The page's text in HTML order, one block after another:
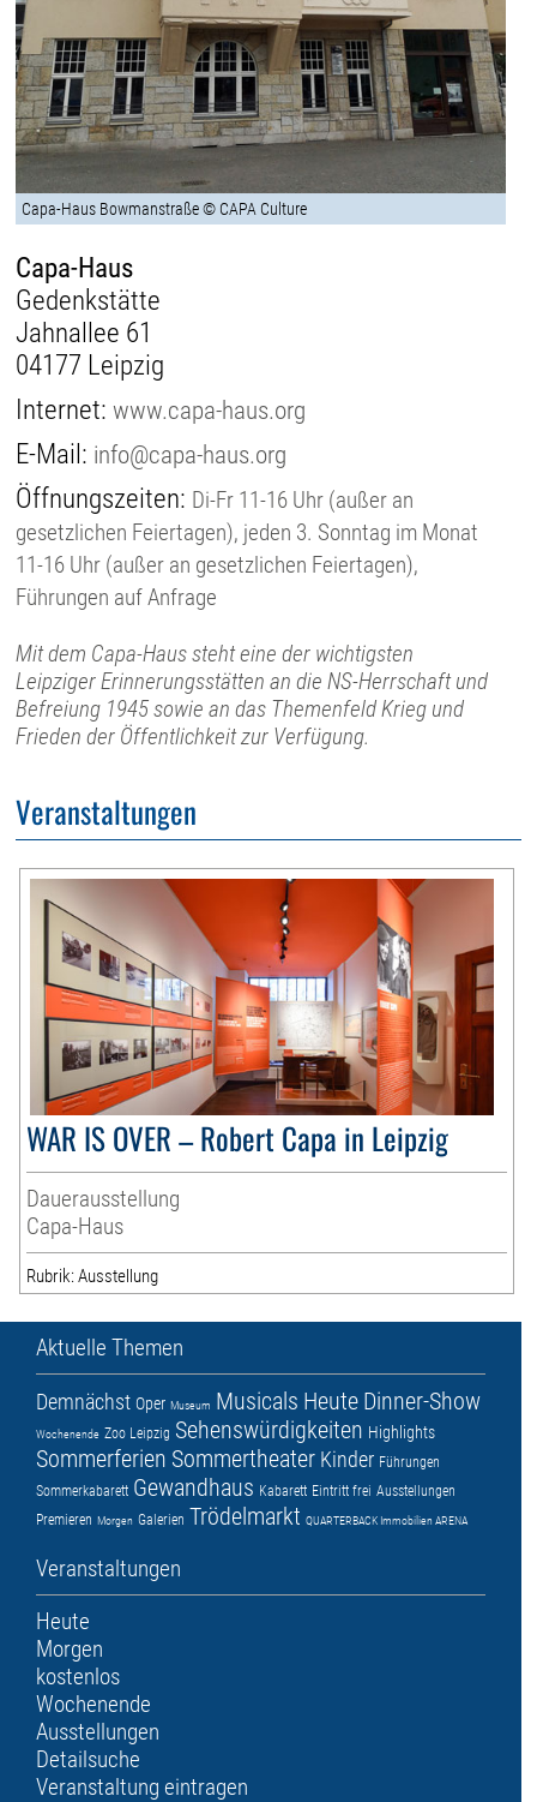
Capa-Haus Bowmanstraße © CAPA Culture
Capa-Haus
Gedenkstätte
Jahnallee 61
04177 Leipzig
Internet:www.capa-haus.org
E-Mail: info@capa-haus.org
Öffnungszeiten: Di-Fr 11-16 Uhr (außer an
gesetzlichen Feiertagen), jeden 3. Sonntag im Monat
11-16 Uhr (außer an gesetzlichen Feiertagen),
Führungen auf Anfrage
Mit dem Capa-Haus steht eine der wichtigsten
Leipziger Erinnerungsstätten an die NS-Herrschaft und
Befreiung 1945 sowie an das Themenfeld Krieg und
Frieden der Öffentlichkeit zur Verfügung.
Veranstaltungen
WAR IS OVER – Robert Capa in Leipzig
Dauerausstellung
Capa-Haus
Rubrik: Ausstellung
Aktuelle Themen
Demnächst Oper Museum Musicals Heute Dinner-Show
Wochenende Zoo Leipzig Sehenswürdigkeiten Highlights
Sommerferien Sommertheater Kinder Führungen
Sommerkabarett Gewandhaus Kabarett Eintritt frei Ausstellungen
Premieren Morgen Galerien Trödelmarkt QUARTERBACK Immobilien ARENA
Veranstaltungen
Heute
Morgen
kostenlos
Wochenende
Ausstellungen
Detailsuche
Veranstaltung eintragen